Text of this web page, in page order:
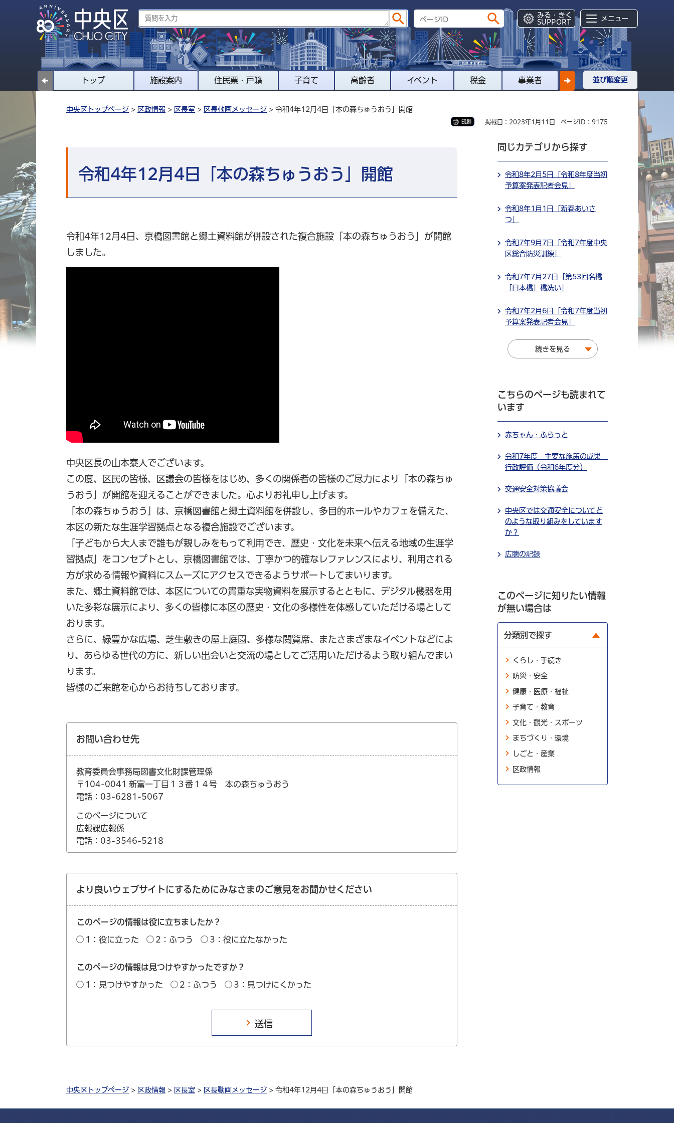
みる・きく
SUPPORT
メニュー
トップ 施設案内 住民票・戸籍 子育て 高齢者 イベント 税金 事業者 並び順変更
中央区トップページ > 区政情報 > 区長室 > 区長動画メッセージ > 令和4年12月4日「本の森ちゅうおう」開館
印刷 掲載日：2023年1月11日 ページID：9175
令和4年12月4日「本の森ちゅうおう」開館
令和4年12月4日、京橋図書館と郷土資料館が併設された複合施設「本の森ちゅうおう」が開館
しました。
中央区長の山本泰人でございます。
この度、区民の皆様、区議会の皆様をはじめ、多くの関係者の皆様のご尽力により「本の森ちゅ
うおう」が開館を迎えることができました。心よりお礼申し上げます。
「本の森ちゅうおう」は、京橋図書館と郷土資料館を併設し、多目的ホールやカフェを備えた、
本区の新たな生涯学習拠点となる複合施設でございます。
「子どもから大人まで誰もが親しみをもって利用でき、歴史・文化を未来へ伝える地域の生涯学
習拠点」をコンセプトとし、京橋図書館では、丁寧かつ的確なレファレンスにより、利用される
方が求める情報や資料にスムーズにアクセスできるようサポートしてまいります。
また、郷土資料館では、本区についての貴重な実物資料を展示するとともに、デジタル機器を用
いた多彩な展示により、多くの皆様に本区の歴史・文化の多様性を体感していただける場として
おります。
さらに、緑豊かな広場、芝生敷きの屋上庭園、多様な閲覧席、またさまざまなイベントなどによ
り、あらゆる世代の方に、新しい出会いと交流の場としてご活用いただけるよう取り組んでまい
ります。
皆様のご来館を心からお待ちしております。
お問い合わせ先
教育委員会事務局図書文化財課管理係
〒104-0041 新富一丁目１３番１４号 本の森ちゅうおう
電話：03-6281-5067
このページについて
広報課広報係
電話：03-3546-5218
より良いウェブサイトにするためにみなさまのご意見をお聞かせください
このページの情報は役に立ちましたか？
1：役に立った 2：ふつう 3：役に立たなかった
このページの情報は見つけやすかったですか？
1：見つけやすかった 2：ふつう 3：見つけにくかった
同じカテゴリから探す
令和8年2月5日「令和8年度当初
予算案発表記者会見」
令和8年1月1日「新春あいさ
つ」
令和7年9月7日「令和7年度中央
区総合防災訓練」
令和7年7月27日「第53回名橋
「日本橋」橋洗い」
令和7年2月6日「令和7年度当初
予算案発表記者会見」
続きを見る
こちらのページも読まれて
います
赤ちゃん・ふらっと
令和7年度 主要な施策の成果
行政評価（令和6年度分）
交通安全対策協議会
中央区では交通安全についてど
のような取り組みをしています
か？
広聴の記録
このページに知りたい情報
が無い場合は
分類別で探す
くらし・手続き
防災・安全
健康・医療・福祉
子育て・教育
文化・観光・スポーツ
まちづくり・環境
しごと・産業
区政情報
中央区トップページ > 区政情報 > 区長室 > 区長動画メッセージ > 令和4年12月4日「本の森ちゅうおう」開館